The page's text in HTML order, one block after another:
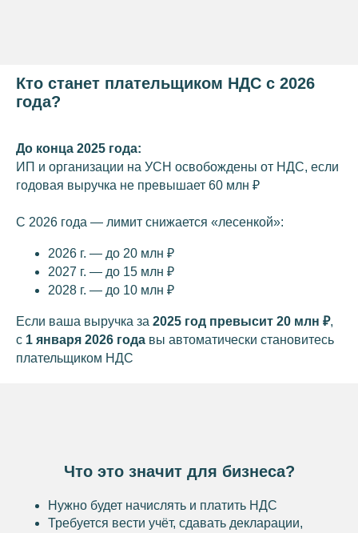
Кто станет плательщиком НДС с 2026
года?
До конца 2025 года:
ИП и организации на УСН освобождены от НДС, если
годовая выручка не превышает 60 млн ₽
С 2026 года — лимит снижается «лесенкой»:
2026 г. — до 20 млн ₽
2027 г. — до 15 млн ₽
2028 г. — до 10 млн ₽
Если ваша выручка за 2025 год превысит 20 млн ₽,
с 1 января 2026 года вы автоматически становитесь
плательщиком НДС
Что это значит для бизнеса?
Нужно будет начислять и платить НДС
Требуется вести учёт, сдавать декларации,